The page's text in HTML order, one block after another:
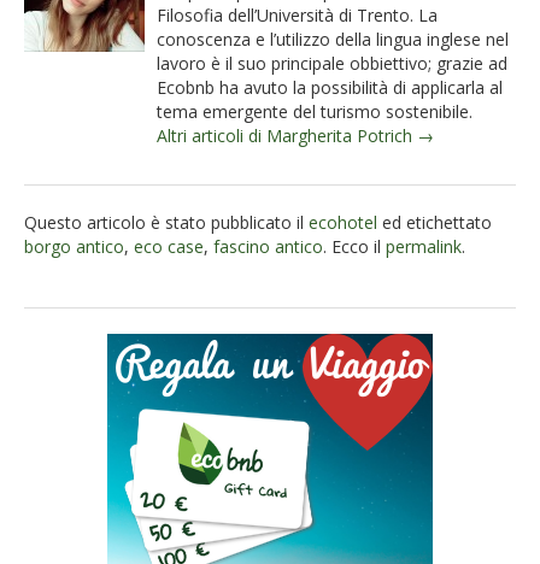
Filosofia dell’Università di Trento. La
conoscenza e l’utilizzo della lingua inglese nel
lavoro è il suo principale obbiettivo; grazie ad
Ecobnb ha avuto la possibilità di applicarla al
tema emergente del turismo sostenibile.
Altri articoli di Margherita Potrich →
Questo articolo è stato pubblicato il ecohotel ed etichettato
borgo antico, eco case, fascino antico. Ecco il permalink.